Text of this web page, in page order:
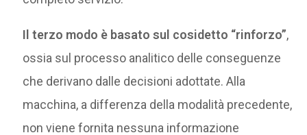
Il terzo modo è basato sul cosidetto “rinforzo”,
ossia sul processo analitico delle conseguenze
che derivano dalle decisioni adottate. Alla
macchina, a differenza della modalità precedente,
non viene fornita nessuna informazione